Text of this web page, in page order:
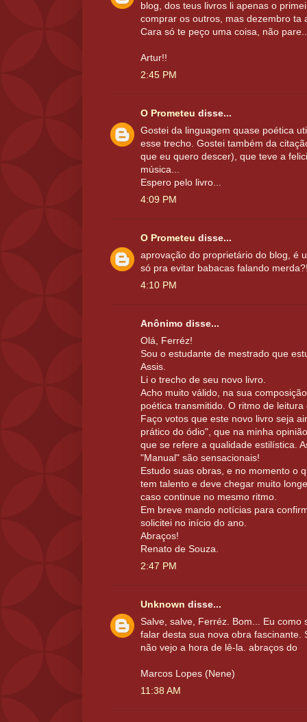
blog, dos teus livros li apenas o
comprar os outros, mas dezembro ta
Cara só te peço uma coisa, não
Artur!!
2:45 PM
O Prometeu disse...
Gostei da linguagem quase poética
esse trecho. Gostei também da
que eu quero descer), que teve a
música...
Espero pelo livro...
4:09 PM
O Prometeu disse...
aprovação do proprietário do blog, é
só pra evitar babacas falando
4:10 PM
Anônimo disse...
Olá, Ferréz!
Sou o estudante de mestrado que
Assis.
Li o trecho de seu novo livro.
Acho muito válido, na sua
poética transmitido. O ritmo de
Faço votos que este novo livro seja
prático do ódio", que na minha
que se refere a qualidade estilística.
"Manual" são sensacionais!
Estudo suas obras, e no momento o
tem talento e deve chegar muito
caso continue no mesmo ritmo.
Em breve mando notícias para
solicitei no início do ano.
Abraços!
Renato de Souza.
2:47 PM
Unknown disse...
Salve, salve, Ferréz. Bom... Eu como
falar desta sua nova obra fascinante.
não vejo a hora de lê-la. abraços do
Marcos Lopes (Nene)
11:38 AM